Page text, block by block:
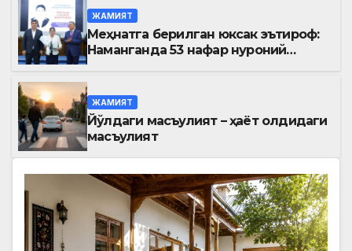
ЖАМИЯТ
Меҳнатга берилган юксак эътироф:
Наманганда 53 нафар нуроний
ЖАМИЯТ
Йўлдаги масъулият – ҳаёт олдидаги
масъулият